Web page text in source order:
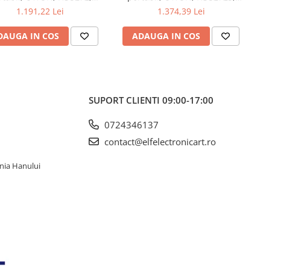
200mV-1kV, 200mA-
1.191,22 Lei
IN COS
200mV-1kV, 200mA-
1.374,39 Lei
ADAUGA IN COS
Hanului
SUPORT CLIENTI 09:00-17:00
0724346137
contact@elfelectronicart.ro